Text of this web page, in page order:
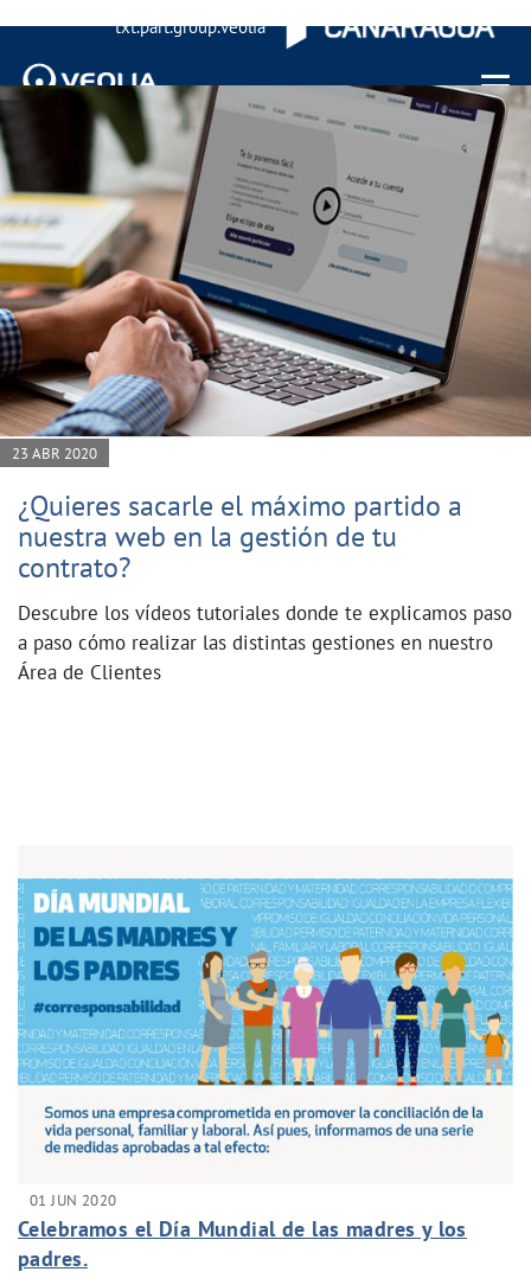
txt.part.group.veolia
Menu
23 ABR 2020
¿Quieres sacarle el máximo partido a
nuestra web en la gestión de tu
contrato?
Descubre los vídeos tutoriales donde te explicamos paso
a paso cómo realizar las distintas gestiones en nuestro
Área de Clientes
01 JUN 2020
Celebramos el Día Mundial de las madres y los
padres.